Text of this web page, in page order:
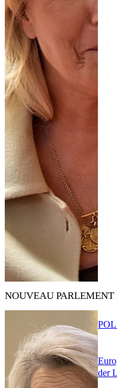
NOUVEAU PARLEMENT
der